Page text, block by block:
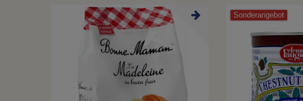
Sonderangebot